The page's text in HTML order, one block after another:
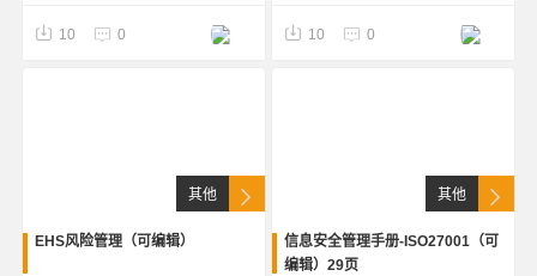
10 0 10 0
其他
EHS风险管理（可编辑）
其他
信息安全管理手册-ISO27001（可
编辑）29页